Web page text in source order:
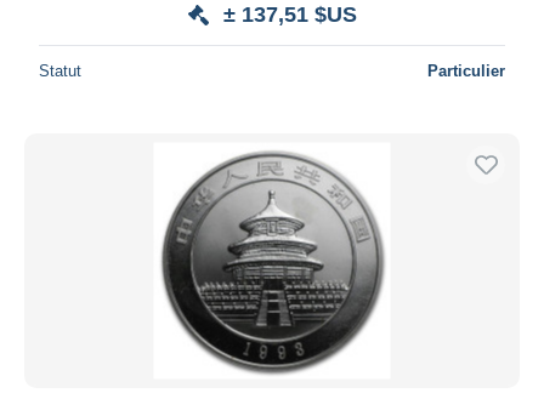
± 137,51 $US
Statut Particulier